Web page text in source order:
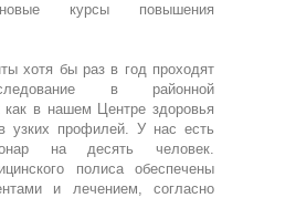
курсы повышения
хотя бы раз в год проходят
в районной
как в нашем Центре здоровья
узких профилей. У нас есть
на десять человек.
полиса обеспечены
и лечением, согласно